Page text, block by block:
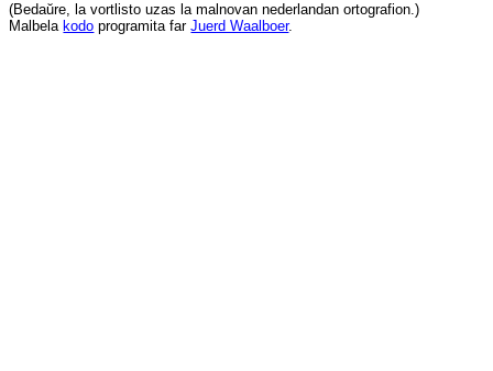
(Bedaŭre, la vortlisto uzas la malnovan nederlandan ortografion.)
Malbela kodo programita far Juerd Waalboer.